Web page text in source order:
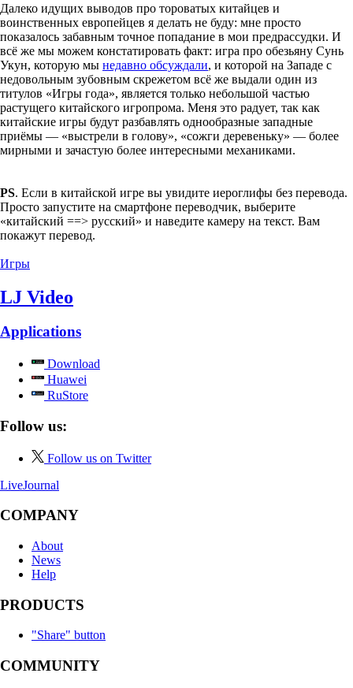
Далеко идущих выводов про тороватых китайцев и
воинственных европейцев я делать не буду: мне просто
показалось забавным точное попадание в мои предрассудки. И
всё же мы можем констатировать факт: игра про обезьяну Сунь
Укун, которую мы недавно обсуждали, и которой на Западе с
недовольным зубовным скрежетом всё же выдали один из
титулов «Игры года», является только небольшой частью
растущего китайского игропрома. Меня это радует, так как
китайские игры будут разбавлять однообразные западные
приёмы — «выстрели в голову», «сожги деревеньку» — более
мирными и зачастую более интересными механиками.
PS. Если в китайской игре вы увидите иероглифы без перевода.
Просто запустите на смартфоне переводчик, выберите
«китайский ==> русский» и наведите камеру на текст. Вам
покажут перевод.
Игры
LJ Video
Applications
Download
Huawei
RuStore
Follow us:
Follow us on Twitter
LiveJournal
COMPANY
About
News
Help
PRODUCTS
"Share" button
COMMUNITY